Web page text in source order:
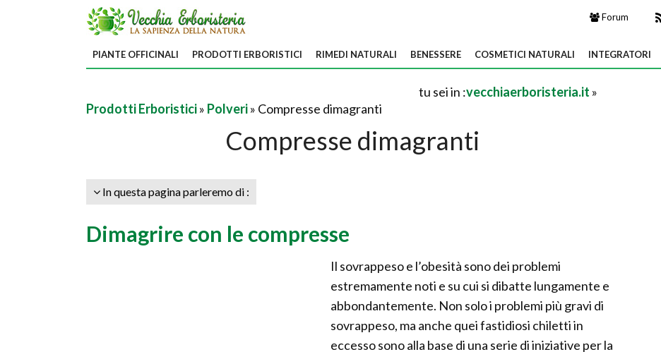
Forum
PIANTE OFFICINALI PRODOTTI ERBORISTICI RIMEDI NATURALI BENESSERE COSMETICI NATURALI INTEGRATORI
tu sei in :vecchiaerboristeria.it »
Prodotti Erboristici» Polveri» Compresse dimagranti
Compresse dimagranti
In questa pagina parleremo di :
Dimagrire con le compresse
Il sovrappeso e l’obesità sono dei problemi
estremamente noti e su cui si dibatte lungamente e
abbondantemente. Non solo i problemi più gravi di
sovrappeso, ma anche quei fastidiosi chiletti in
eccesso sono alla base di una serie di iniziative per la